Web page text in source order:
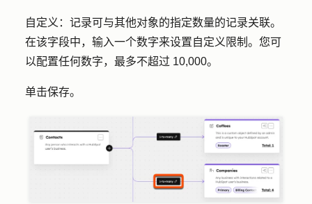
自定义 ：记录可与其他对象的指定数量的记录关联。
在该字段中，输入一个数字来设置自定义限制。您可
以配置任何数字，最多不超过 10,000。
单击保存。